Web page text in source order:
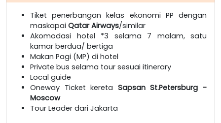
Tiket penerbangan kelas ekonomi PP dengan
maskapai Qatar Airways/similar
Akomodasi hotel *3 selama 7 malam, satu
kamar berdua/ bertiga
Makan Pagi (MP) di hotel
Private bus selama tour sesuai itinerary
Local guide
Oneway Ticket kereta Sapsan St.Petersburg -
Moscow
Tour Leader dari Jakarta